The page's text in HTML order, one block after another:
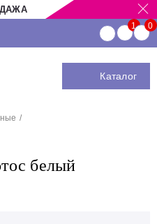
Каталог
белый